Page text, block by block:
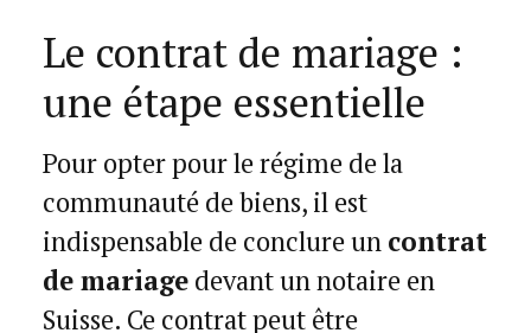
Le contrat de mariage :
une étape essentielle
Pour opter pour le régime de la
communauté de biens, il est
indispensable de conclure un contrat
de mariage devant un notaire en
Suisse. Ce contrat peut être